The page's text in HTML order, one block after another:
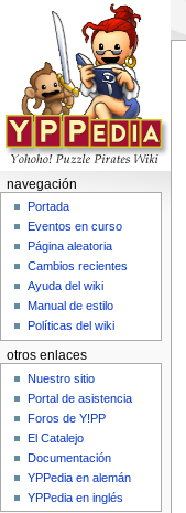
navegación
Portada
Eventos en curso
Página aleatoria
Cambios recientes
Ayuda del wiki
Manual de estilo
Políticas del wiki
otros enlaces
Nuestro sitio
Portal de asistencia
Foros de Y!PP
El Catalejo
Documentación
YPPedia en alemán
YPPedia en inglés